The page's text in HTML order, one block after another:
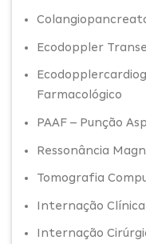
Ecodoppler
Farmacológico
PAAF – Punção
Ressonância
Tomografia
Internação Clínica
Internação